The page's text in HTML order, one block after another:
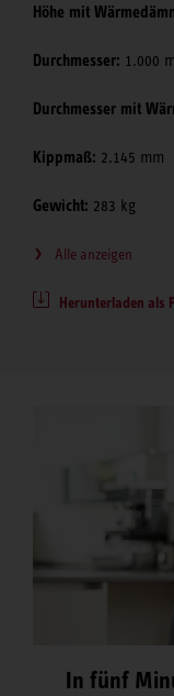
Höhe mit
Durchmesser: 1.000
Durchmesser mit
Kippmaß: 2.145 mm
Gewicht: 283 kg
Alle anzeigen
Herunterladen als
In fünf